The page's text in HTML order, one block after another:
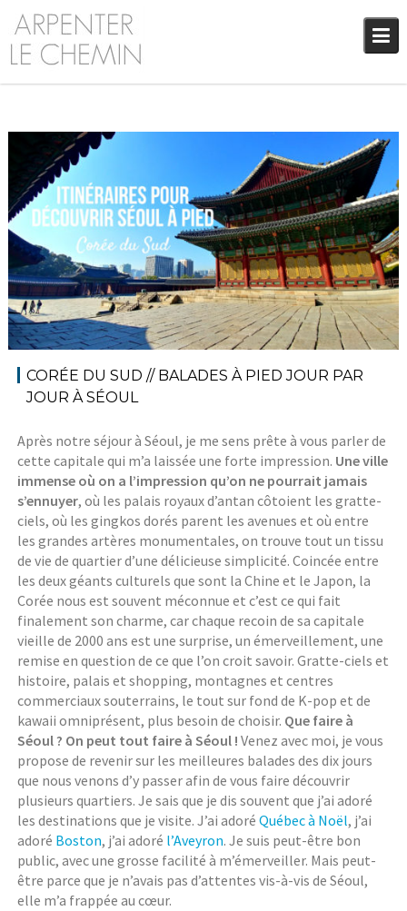
Skip
content
6 décembre 2018
Audrey
,Blog
CORÉE DU SUD // BALADES À PIED JOUR PAR
JOUR À SÉOUL
Après notre séjour à Séoul, je me sens prête à vous parler de
cette capitale qui m’a laissée une forte impression. Une ville
immense où on a l’impression qu’on ne pourrait jamais
s’ennuyer, où les palais royaux d’antan côtoient les gratte-
ciels, où les gingkos dorés parent les avenues et où entre
les grandes artères monumentales, on trouve tout un tissu
de vie de quartier d’une délicieuse simplicité. Coincée entre
les deux géants culturels que sont la Chine et le Japon, la
Corée nous est souvent méconnue et c’est ce qui fait
finalement son charme, car chaque recoin de sa capitale
vieille de 2000 ans est une surprise, un émerveillement, une
remise en question de ce que l’on croit savoir. Gratte-ciels et
histoire, palais et shopping, montagnes et centres
commerciaux souterrains, le tout sur fond de K-pop et de
kawaii omniprésent, plus besoin de choisir. Que faire à
Séoul ? On peut tout faire à Séoul ! Venez avec moi, je vous
propose de revenir sur les meilleures balades des dix jours
que nous venons d’y passer afin de vous faire découvrir
plusieurs quartiers. Je sais que je dis souvent que j’ai adoré
les destinations que je visite. J’ai adoréQuébec à Noël, j’ai
adoré Boston, j’ai adoré l’Aveyron. Je suis peut-être bon
public, avec une grosse facilité à m’émerveiller. Mais peut-
être parce que je n’avais pas d’attentes vis-à-vis de Séoul,
elle m’a frappée au cœur.